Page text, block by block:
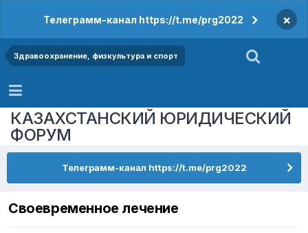
Телеграмм-канал https://t.me/prg2022 ×
Здравоохранение, физкультура и спорт
КАЗАХСТАНСКИЙ ЮРИДИЧЕСКИЙ
ФОРУМ
Телеграмм-канал https://t.me/prg2022
Своевременное лечение